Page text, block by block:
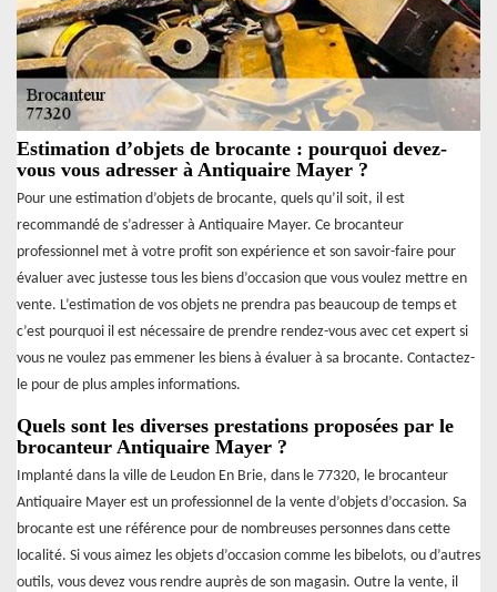
Estimation d’objets de brocante : pourquoi devez-
vous vous adresser à Antiquaire Mayer ?
Pour une estimation d’objets de brocante, quels qu’il soit, il est
recommandé de s’adresser à Antiquaire Mayer. Ce brocanteur
professionnel met à votre profit son expérience et son savoir-faire pour
évaluer avec justesse tous les biens d’occasion que vous voulez mettre en
vente. L’estimation de vos objets ne prendra pas beaucoup de temps et
c’est pourquoi il est nécessaire de prendre rendez-vous avec cet expert si
vous ne voulez pas emmener les biens à évaluer à sa brocante. Contactez-
le pour de plus amples informations.
Quels sont les diverses prestations proposées par le
brocanteur Antiquaire Mayer ?
Implanté dans la ville de Leudon En Brie, dans le 77320, le brocanteur
Antiquaire Mayer est un professionnel de la vente d’objets d’occasion. Sa
brocante est une référence pour de nombreuses personnes dans cette
localité. Si vous aimez les objets d’occasion comme les bibelots, ou d’autres
outils, vous devez vous rendre auprès de son magasin. Outre la vente, il